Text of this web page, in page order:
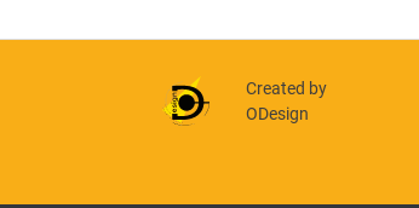
Created by
ODesign